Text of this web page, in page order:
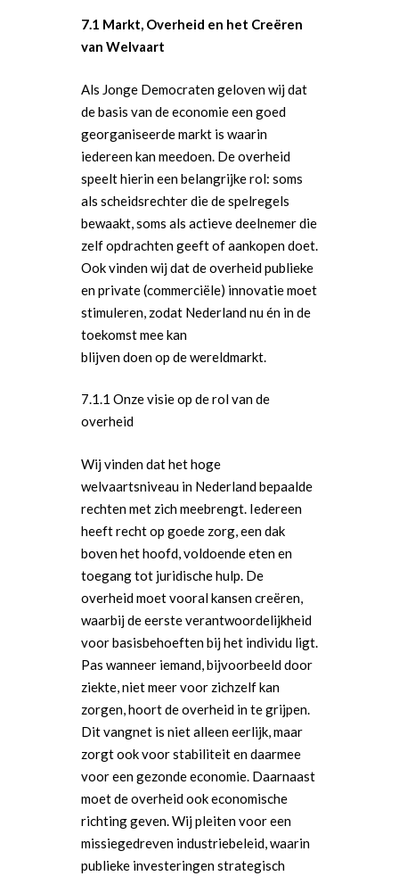
7.1 Markt, Overheid en het Creëren
van Welvaart
Als Jonge Democraten geloven wij dat
de basis van de economie een goed
georganiseerde markt is waarin
iedereen kan meedoen. De overheid
speelt hierin een belangrijke rol: soms
als scheidsrechter die de spelregels
bewaakt, soms als actieve deelnemer die
zelf opdrachten geeft of aankopen doet.
Ook vinden wij dat de overheid publieke
en private (commerciële) innovatie moet
stimuleren, zodat Nederland nu én in de
toekomst mee kan
blijven doen op de wereldmarkt.
7.1.1 Onze visie op de rol van de
overheid
Wij vinden dat het hoge
welvaartsniveau in Nederland bepaalde
rechten met zich meebrengt. Iedereen
heeft recht op goede zorg, een dak
boven het hoofd, voldoende eten en
toegang tot juridische hulp. De
overheid moet vooral kansen creëren,
waarbij de eerste verantwoordelijkheid
voor basisbehoeften bij het individu ligt.
Pas wanneer iemand, bijvoorbeeld door
ziekte, niet meer voor zichzelf kan
zorgen, hoort de overheid in te grijpen.
Dit vangnet is niet alleen eerlijk, maar
zorgt ook voor stabiliteit en daarmee
voor een gezonde economie. Daarnaast
moet de overheid ook economische
richting geven. Wij pleiten voor een
missiegedreven industriebeleid, waarin
publieke investeringen strategisch